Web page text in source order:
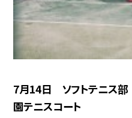
7月14日 ソフトテニス
園テニスコート